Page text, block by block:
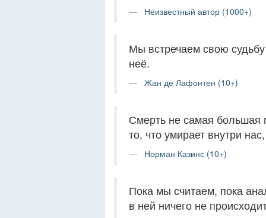
Неизвестный автор (1000+)
Мы встречаем свою
неё.
Жан де Лафонтен (10+)
Смерть не самая большая
то, что умирает внутри
Норман Казинс (10+)
Пока мы считаем, пока
в ней ничего не